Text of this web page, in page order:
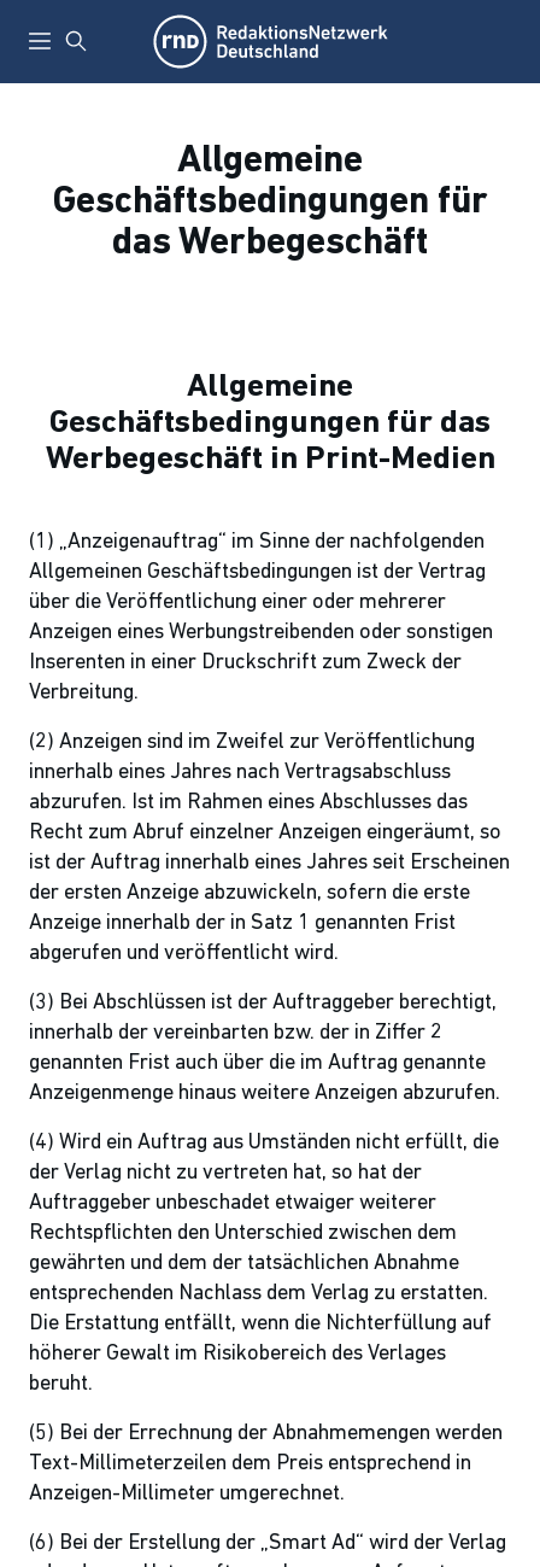
Allgemeine
Geschäftsbedingungen für
das Werbegeschäft
Allgemeine
Geschäftsbedingungen für das
Werbegeschäft in Print-Medien
(1) „Anzeigenauftrag“ im Sinne der nachfolgenden
Allgemeinen Geschäftsbedingungen ist der Vertrag
über die Veröffentlichung einer oder mehrerer
Anzeigen eines Werbungstreibenden oder sonstigen
Inserenten in einer Druckschrift zum Zweck der
Verbreitung.
(2) Anzeigen sind im Zweifel zur Veröffentlichung
innerhalb eines Jahres nach Vertragsabschluss
abzurufen. Ist im Rahmen eines Abschlusses das
Recht zum Abruf einzelner Anzeigen eingeräumt, so
ist der Auftrag innerhalb eines Jahres seit Erscheinen
der ersten Anzeige abzuwickeln, sofern die erste
Anzeige innerhalb der in Satz 1 genannten Frist
abgerufen und veröffentlicht wird.
(3) Bei Abschlüssen ist der Auftraggeber berechtigt,
innerhalb der vereinbarten bzw. der in Ziffer 2
genannten Frist auch über die im Auftrag genannte
Anzeigenmenge hinaus weitere Anzeigen abzurufen.
(4) Wird ein Auftrag aus Umständen nicht erfüllt, die
der Verlag nicht zu vertreten hat, so hat der
Auftraggeber unbeschadet etwaiger weiterer
Rechtspflichten den Unterschied zwischen dem
gewährten und dem der tatsächlichen Abnahme
entsprechenden Nachlass dem Verlag zu erstatten.
Die Erstattung entfällt, wenn die Nichterfüllung auf
höherer Gewalt im Risikobereich des Verlages
beruht.
(5) Bei der Errechnung der Abnahmemengen werden
Text-Millimeterzeilen dem Preis entsprechend in
Anzeigen-Millimeter umgerechnet.
(6) Bei der Erstellung der „Smart Ad“ wird der Verlag